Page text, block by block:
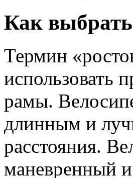
Как выбрать
Термин
использовать
рамы.
длинным и
расстояния.
маневренный